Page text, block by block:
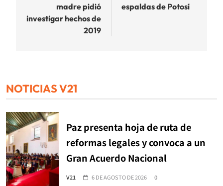
madre pidió
investigar hechos de
2019
espaldas de Potosí
NOTICIAS V21
Paz presenta hoja de ruta de
reformas legales y convoca a un
Gran Acuerdo Nacional
V21 6 DE AGOSTO DE 2026 0